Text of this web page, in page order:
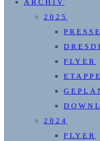
ARCHIV
2025
FLYER
2024
FLYER